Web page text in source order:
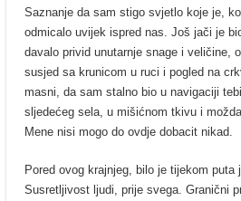
Saznanje da sam stigo svjetlo koje je,
odmicalo uvijek ispred nas. Još jači je
davalo privid unutarnje snage i veličine,
susjed sa krunicom u ruci i pogled na
masni, da sam stalno bio u navigaciji
sljedećeg sela, u mišićnom tkivu i
Mene nisi mogo do ovdje dobacit nikad.
Pored ovog krajnjeg, bilo je tijekom
Susretljivost ljudi, prije svega. Granični